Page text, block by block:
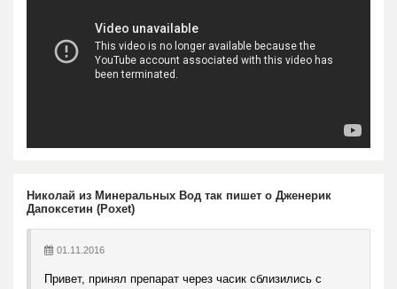
Николай из Минеральных Вод так пишет о Дженерик
Дапоксетин (Poxet)
01.11.2016
Привет, принял препарат через часик сблизились с